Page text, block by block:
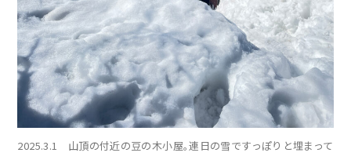
2025.3.1 山頂の付近の豆の木小屋。連日の雪ですっぽりと埋まって